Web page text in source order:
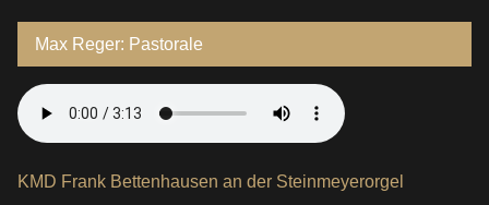
Max Reger: Pastorale
KMD Frank Bettenhausen an der Steinmeyerorgel